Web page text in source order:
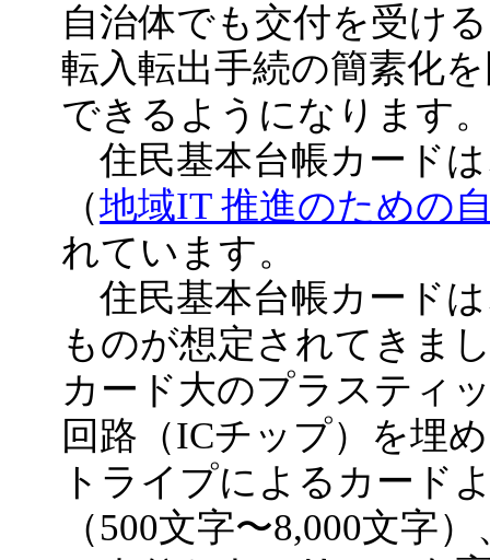
自治体でも交付を受け
転入転出手続の簡素化
できるようになります
住民基本台帳カードは
（地域IT 推進のための
れています。
住民基本台帳カード
ものが想定されてきま
カード大のプラスティ
回路（ICチップ）を埋
トライプによるカード
（500文字〜8,000文字